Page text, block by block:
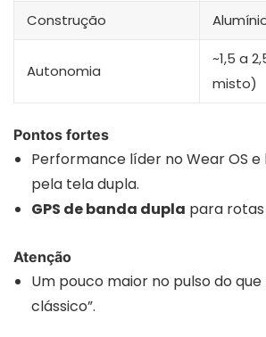
Construção
Autonomia
~1,5 a
misto)
Pontos fortes
Performance líder no Wear OS
pela tela dupla.
GPS de banda dupla para rotas
Atenção
Um pouco maior no pulso do que
clássico”.